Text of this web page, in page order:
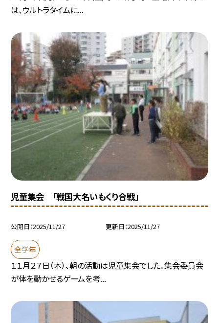
は、ウルトラタイムに...
児童集会 「戦国大名いもくり合戦」
公開日 2025/11/27 更新日 2025/11/27
全学年
１１月２７日（木）、朝の活動は児童集会でした。集会委員会
が体を動かせるゲームを考...